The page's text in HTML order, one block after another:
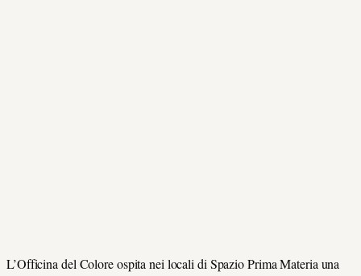
L’Officina del Colore ospita nei locali di Spazio Prima Materia una